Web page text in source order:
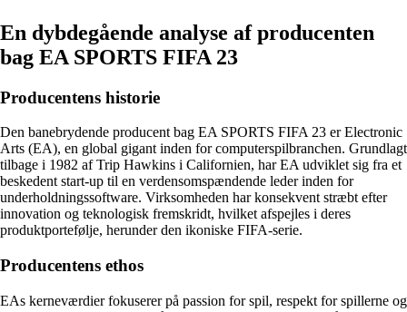
En dybdegående analyse af producenten
bag EA SPORTS FIFA 23
Producentens historie
Den banebrydende producent bag EA SPORTS FIFA 23 er Electronic
Arts (EA), en global gigant inden for computerspilbranchen. Grundlagt
tilbage i 1982 af Trip Hawkins i Californien, har EA udviklet sig fra et
beskedent start-up til en verdensomspændende leder inden for
underholdningssoftware. Virksomheden har konsekvent stræbt efter
innovation og teknologisk fremskridt, hvilket afspejles i deres
produktportefølje, herunder den ikoniske FIFA-serie.
Producentens ethos
EAs kerneværdier fokuserer på passion for spil, respekt for spillerne og